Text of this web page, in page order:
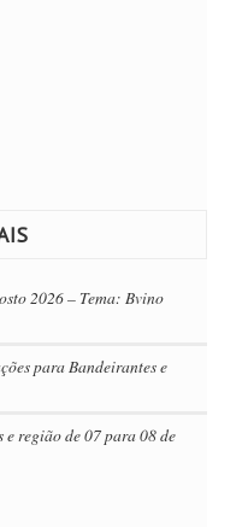
2026 – Tema: Bvino
para Bandeirantes e
região de 07 para 08 de